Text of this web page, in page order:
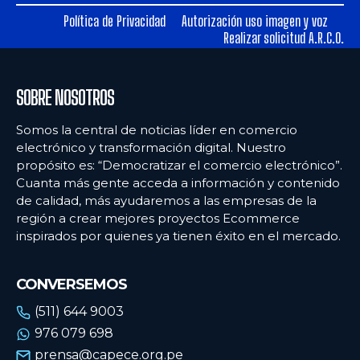
ARGENTINA
BOLIVIA
CHILE
COLOMBIA
ECUADOR
URUGUAY
VENEZUELA
ARGENTINA
BOLIVIA
CHILE
COLOMBIA
ECUADOR
URUGUAY
VENEZUELA
Política de Privacidad
Autorización uso imagen y voz
Realizar solicitud A.R.C.O.
SOBRE NOSOTROS
Somos la central de noticias líder en comercio
electrónico y transformación digital. Nuestro
propósito es: “Democratizar el comercio electrónico”.
Cuanta más gente acceda a información y contenido
de calidad, más ayudaremos a las empresas de la
región a crear mejores proyectos Ecommerce
inspirados por quienes ya tienen éxito en el mercado.
CONVERSEMOS
(511) 644 9003
976 079 698
prensa@capece.org.pe